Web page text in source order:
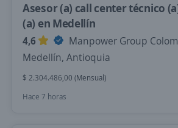
Asesor (a) call center técnico
(a) en Medellín
4,6
Manpower Group
Medellín, Antioquia
$ 2.304.486,00 (Mensual)
Hace 7 horas